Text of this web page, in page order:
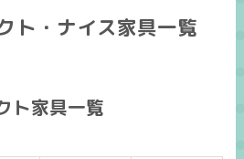
ト・ナイス家具一覧
ト家具一覧